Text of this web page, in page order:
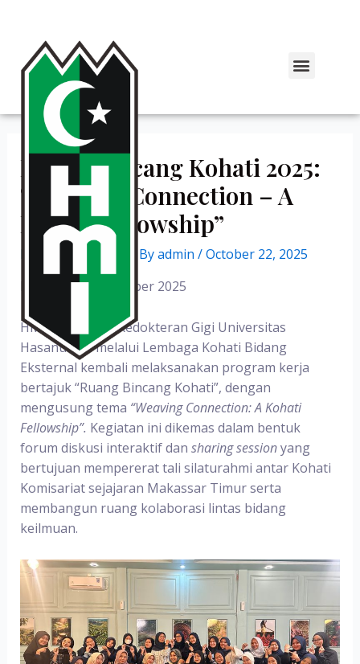
Ruang Bincang Kohati 2025:
“Weaving Connection – A
Kohati Fellowship”
/ Byadmin /October 22, 2025
Makassar, 19 Oktober 2025
HMI Komisariat Kedokteran Gigi Universitas
Hasanuddin melalui Lembaga Kohati Bidang
Eksternal kembali melaksanakan program kerja
bertajuk“Ruang Bincang Kohati”, dengan
mengusung tema “Weaving Connection: A Kohati
Fellowship”. Kegiatan ini dikemas dalam bentuk
forum diskusi interaktif dan sharing sessionyang
bertujuan mempererat tali silaturahmi antar Kohati
Komisariat sejajaran Makassar Timur serta
membangun ruang kolaborasi lintas bidang
keilmuan.